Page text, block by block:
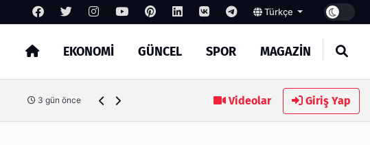
Türkçe
EKONOMİ GÜNCEL SPOR MAGAZİN
4 gün önce Videolar Giriş Yap